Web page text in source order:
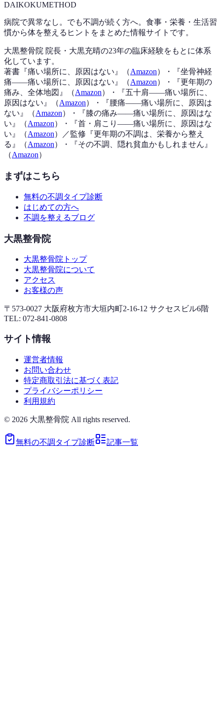
DAIKOKUMETHOD
病院で異常なし。でも不調が続く方へ。食事・栄養・生活習
慣から体を整えるヒントをまとめた情報サイトです。
大黒整骨院 院長・大黒充晴の23年の臨床経験をもとに体系
化しています。
著書『痛い場所に、原因はない 』（Amazon） ・『坐骨神経
痛——痛い場所に、原因はない 』（Amazon） ・『更年期の
痛み、全体地図 』（Amazon） ・『五十肩——痛い場所に、
原因はない 』（Amazon） ・『腰痛——痛い場所に、原因は
ない 』（Amazon） ・『膝の痛み——痛い場所に、原因はな
い 』（Amazon） ・『首・肩こり——痛い場所に、原因はな
い 』（Amazon） ／監修『更年期の不調は、栄養から整え
る 』（Amazon） ・『その不調、隠れ貧血かもしれません 』
（Amazon）
まずはこちら
無料の不調タイプ診断
はじめての方へ
不調を整えるブログ
大黒整骨院
大黒整骨院トップ
大黒整骨院について
アクセス
お客様の声
〒573-0027 大阪府枚方市大垣内町2-16-12 サクセスビル6階
TEL: 072-841-0808
サイト情報
運営者情報
お問い合わせ
特定商取引法に基づく表記
プライバシーポリシー
利用規約
© 2026 大黒整骨院 All rights reserved.
無料の不調タイプ診断 記事一覧